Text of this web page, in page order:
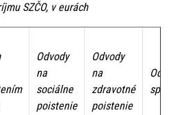
SZČO, v eurách
Odvody
na
sociálne
poistenie
Odvody
na
zdravotné
poistenie